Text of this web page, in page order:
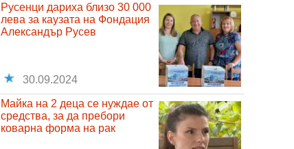
Русенци дариха близо 30 000
лева за каузата на Фондация
Александър Русев
30.09.2024
Майка на 2 деца се нуждае от
средства, за да пребори
коварна форма на рак